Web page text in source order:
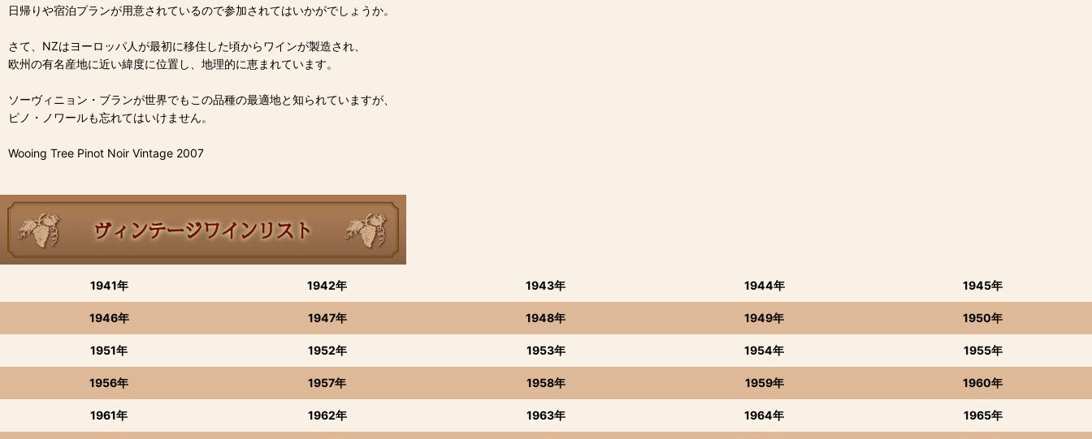
日帰りや宿泊プランが用意されているので参加されてはいかがでしょうか。
さて、NZはヨーロッパ人が最初に移住した頃からワインが製造され、
欧州の有名産地に近い緯度に位置し、地理的に恵まれています。
ソーヴィニョン・ブランが世界でもこの品種の最適地と知られていますが、
ピノ・ノワールも忘れてはいけません。
Wooing Tree Pinot Noir Vintage 2007
1941年 1942年 1943年 1944年 1945年
1946年 1947年 1948年 1949年 1950年
1951年 1952年 1953年 1954年 1955年
1956年 1957年 1958年 1959年 1960年
1961年 1962年 1963年 1964年 1965年